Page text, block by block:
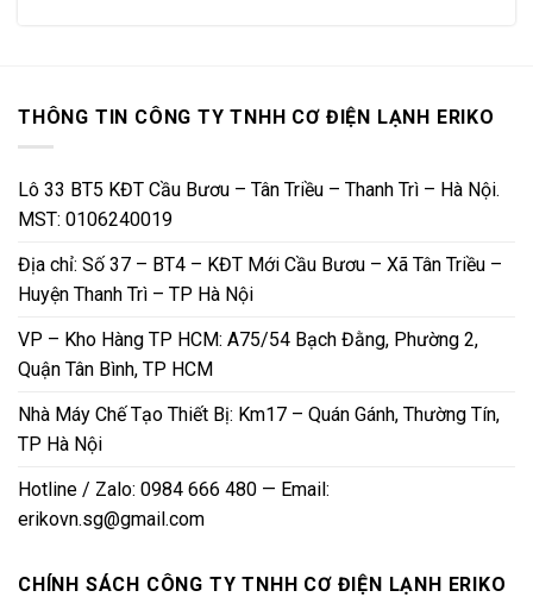
THÔNG TIN CÔNG TY TNHH CƠ ĐIỆN LẠNH ERIKO
Lô 33 BT5 KĐT Cầu Bươu – Tân Triều – Thanh Trì – Hà Nội.
MST: 0106240019
Địa chỉ: Số 37 – BT4 – KĐT Mới Cầu Bươu – Xã Tân Triều –
Huyện Thanh Trì – TP Hà Nội
VP – Kho Hàng TP HCM: A75/54 Bạch Đằng, Phường 2,
Quận Tân Bình, TP HCM
Nhà Máy Chế Tạo Thiết Bị: Km17 – Quán Gánh, Thường Tín,
TP Hà Nội
Hotline / Zalo: 0984 666 480 — Email:
erikovn.sg@gmail.com
CHÍNH SÁCH CÔNG TY TNHH CƠ ĐIỆN LẠNH ERIKO